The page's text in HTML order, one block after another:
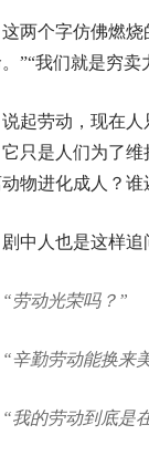
这两个字仿佛燃
”“我们就是穷卖
说起劳动，现在人
只是人们为了
动物进化成人？
剧中人也是这样追
“劳动光荣吗？”
“辛勤劳动能换来
“我的劳动到底是